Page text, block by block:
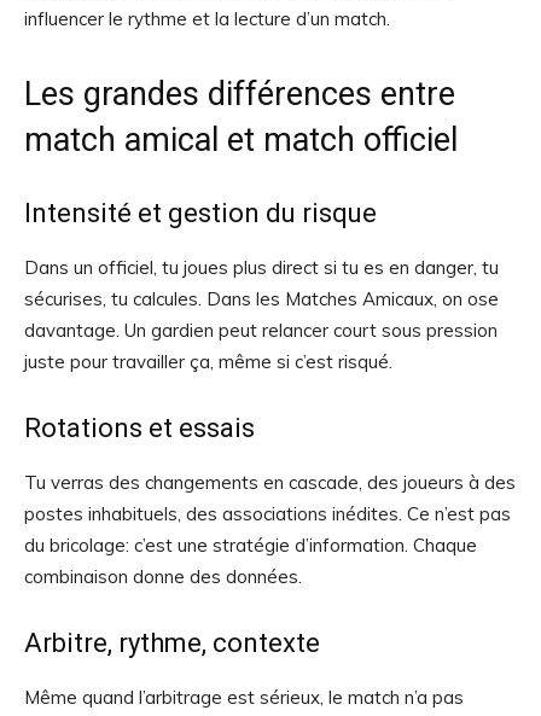
influencer le rythme et la lecture d’un match.
Les grandes différences entre
match amical et match officiel
Intensité et gestion du risque
Dans un officiel, tu joues plus direct si tu es en danger, tu
sécurises, tu calcules. Dans les Matches Amicaux, on ose
davantage. Un gardien peut relancer court sous pression
juste pour travailler ça, même si c’est risqué.
Rotations et essais
Tu verras des changements en cascade, des joueurs à des
postes inhabituels, des associations inédites. Ce n’est pas
du bricolage: c’est une stratégie d’information. Chaque
combinaison donne des données.
Arbitre, rythme, contexte
Même quand l’arbitrage est sérieux, le match n’a pas